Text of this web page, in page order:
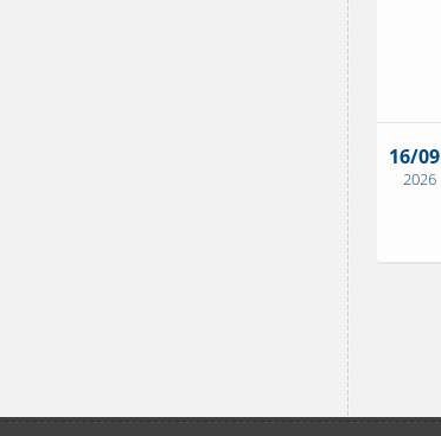
16/09
2026